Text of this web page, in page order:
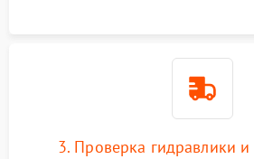
3. Проверка гидравлики и